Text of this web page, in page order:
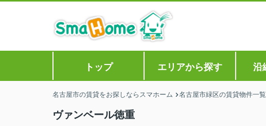
トップ エリアから探す 沿
名古屋市の賃貸をお探しならスマホーム 名古屋市緑区の賃貸物件一覧
ヴァンベール徳重